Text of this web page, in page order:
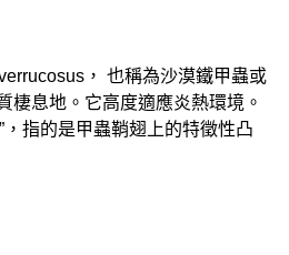
， 也稱為沙漠鐵甲蟲或
棲息地。它高度適應炎熱環境。
，指的是甲蟲鞘翅上的特徵性凸